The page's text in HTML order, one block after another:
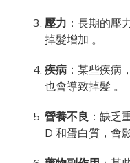
壓力 ：長期的壓
掉髮增加 。
疾病 ：某些疾病
也會導致掉髮 。
營養不良 ：缺乏
D 和蛋白質，會